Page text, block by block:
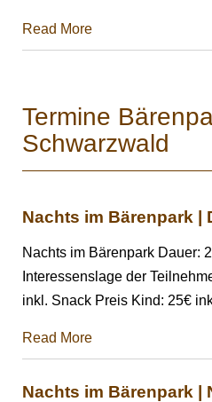
Read More
Termine
Schwarzwald
Nachts im Bärenpark |
Nachts im Bärenpark Dauer:
Interessenslage der
inkl. Snack Preis Kind: 25€
Read More
Nachts im Bärenpark |